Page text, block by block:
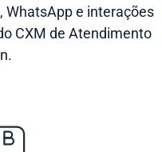
WhatsApp e interações
CXM de Atendimento